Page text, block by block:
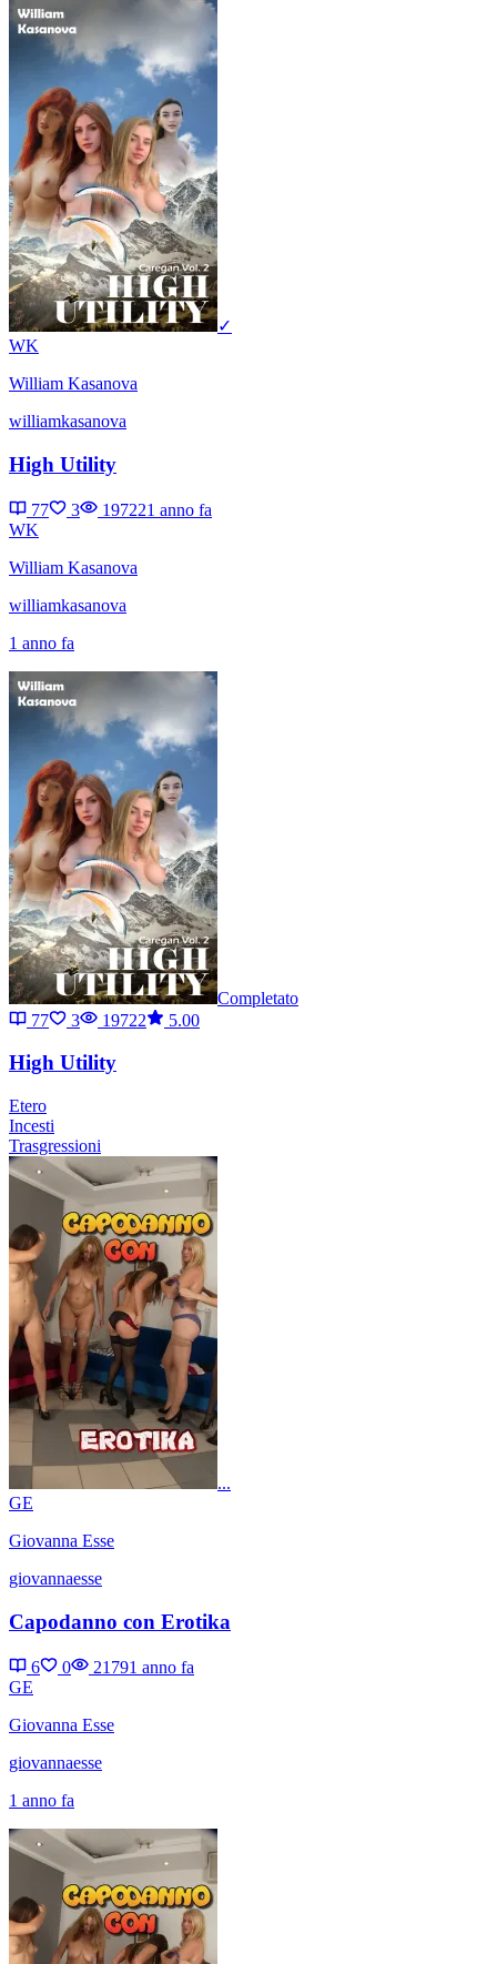
✓
WK
William Kasanova
williamkasanova
High Utility
77 3 197221 anno fa
WK
William Kasanova
williamkasanova
1 anno fa
Completato
77
3 19722 5.00
High Utility
Etero
Incesti
Trasgressioni
...
GE
Giovanna Esse
giovannaesse
Capodanno con Erotika
6 0 21791 anno fa
GE
Giovanna Esse
giovannaesse
1 anno fa